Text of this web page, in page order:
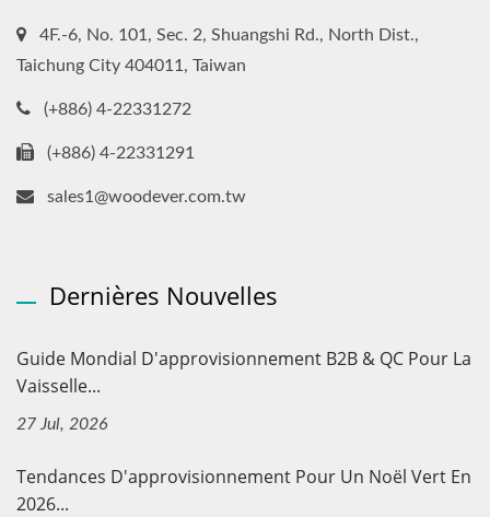
4F.-6, No. 101, Sec. 2, Shuangshi Rd., North Dist.,
Taichung City 404011, Taiwan
(+886) 4-22331272
(+886) 4-22331291
sales1@woodever.com.tw
Dernières Nouvelles
Guide Mondial D'approvisionnement B2B & QC Pour La
Vaisselle...
27 Jul, 2026
Tendances D'approvisionnement Pour Un Noël Vert En
2026...